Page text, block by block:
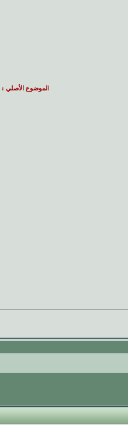
لموضوع الأصلي :